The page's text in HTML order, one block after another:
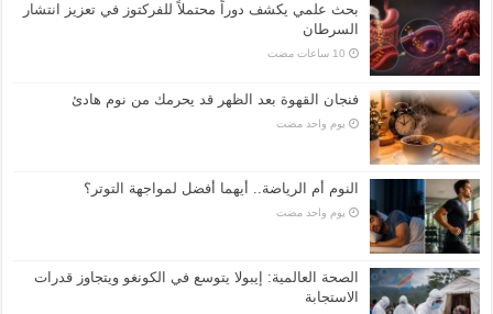
بحث علمي يكشف دوراً محتملاً للفركتوز في تعزيز انتشار
السرطان
فنجان القهوة بعد الظهر قد يحرمك من نوم هادئ
‏يوم واحد مضت
النوم أم الرياضة.. أيهما أفضل لمواجهة التوتر؟
‏يوم واحد مضت
الصحة العالمية: إيبولا يتوسع في الكونغو ويتجاوز قدرات
الاستجابة